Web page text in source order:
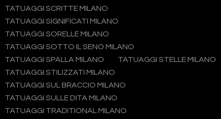
TATUAGGI SCRITTE MILANO
TATUAGGI SIGNIFICATI MILANO
TATUAGGI SORELLE MILANO
TATUAGGI SOTTO IL SENO MILANO
TATUAGGI SPALLA MILANO
TATUAGGI STELLE MILANO
TATUAGGI STILIZZATI MILANO
TATUAGGI SUL BRACCIO MILANO
TATUAGGI SULLE DITA MILANO
TATUAGGI TRADITIONAL MILANO